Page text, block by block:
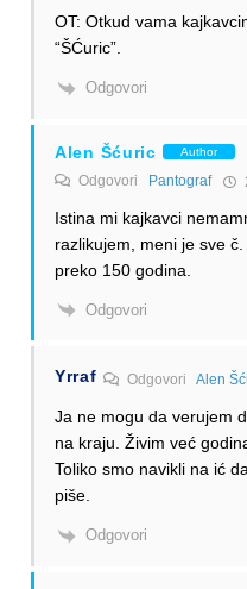
OT: Otkud vama
“ŠĆuric”.
Odgovori
Alen Šćuric Author
Odgovori Pantograf
Istina mi kajkavci
razlikujem, meni je sve
preko 150 godina.
Odgovori
Yrraf Odgovori Alen
Ja ne mogu da verujem
na kraju. Živim već
Toliko smo navikli na ić
piše.
Odgovori